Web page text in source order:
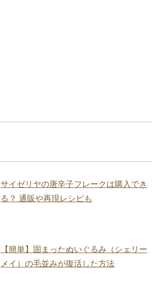
サイゼリヤの唐辛子フレークは購入でき
る？ 通販や再現レシピも
【簡単】固まったぬいぐるみ（シェリー
メイ）の毛並みが復活した方法